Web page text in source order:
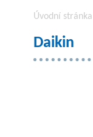
Úvodní stránka
Daikin